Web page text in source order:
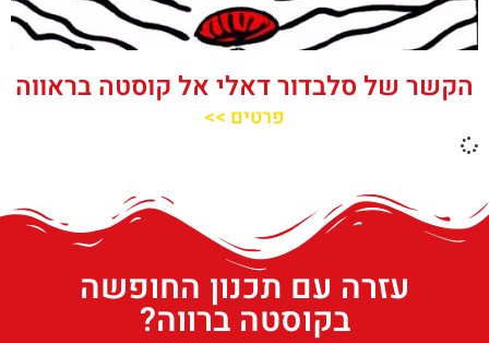
הקשר של סלבדור דאלי אל קוסטה בראווה
פרטים >>
עזרה עם תכנון החופשה
בקוסטה ברווה?